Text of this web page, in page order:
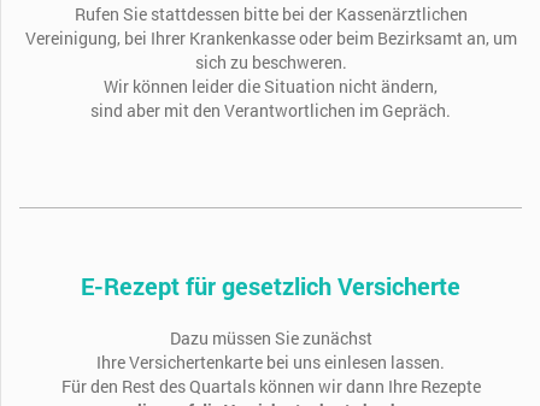
Rufen Sie stattdessen bitte bei der Kassenärztlichen
Vereinigung, bei Ihrer Krankenkasse oder beim Bezirksamt an, um
sich zu beschweren.
Wir können leider die Situation nicht ändern,
sind aber mit den Verantwortlichen im Gepräch.
E-Rezept​ für gesetzlich Versicherte
Dazu müssen Sie zunächst
Ihre Versichertenkarte bei uns einlesen lassen.
Für den Rest des Quartals können wir dann Ihre Rezepte